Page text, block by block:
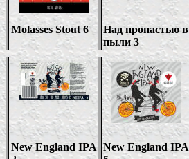
Molasses Stout 6
Над пропастью в
пыли3
New England IPA
New England IPA